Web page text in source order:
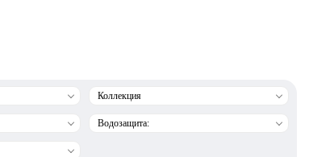
Коллекция
Водозащита: